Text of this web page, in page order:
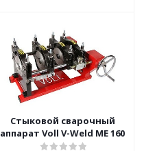
Стыковой сварочный
аппарат Voll V-Weld ME 160